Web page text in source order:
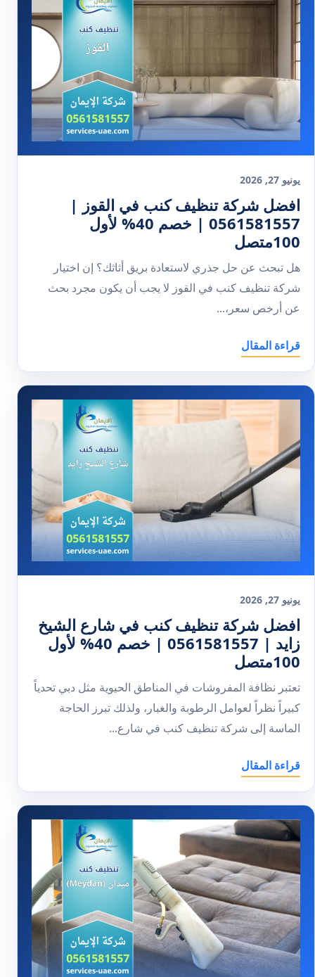
يونيو 27, 2026
افضل شركة تنظيف كنب في القوز |
0561581557 | خصم 40% لأول
100متصل
هل تبحث عن حل جذري لاستعادة بريق أثاثك؟ إن اختيار
شركة تنظيف كنب في القوز لا يجب أن يكون مجرد بحث
عن أرخص سعر،...
قراءة المقال
يونيو 27, 2026
افضل شركة تنظيف كنب في شارع الشيخ
زايد | 0561581557 | خصم 40% لأول
100متصل
تعتبر نظافة المفروشات في المناطق الحيوية مثل دبي تحدياً
كبيراً نظراً لعوامل الرطوبة والغبار، ولذلك تبرز الحاجة
الماسة إلى شركة تنظيف كنب في شارع...
قراءة المقال